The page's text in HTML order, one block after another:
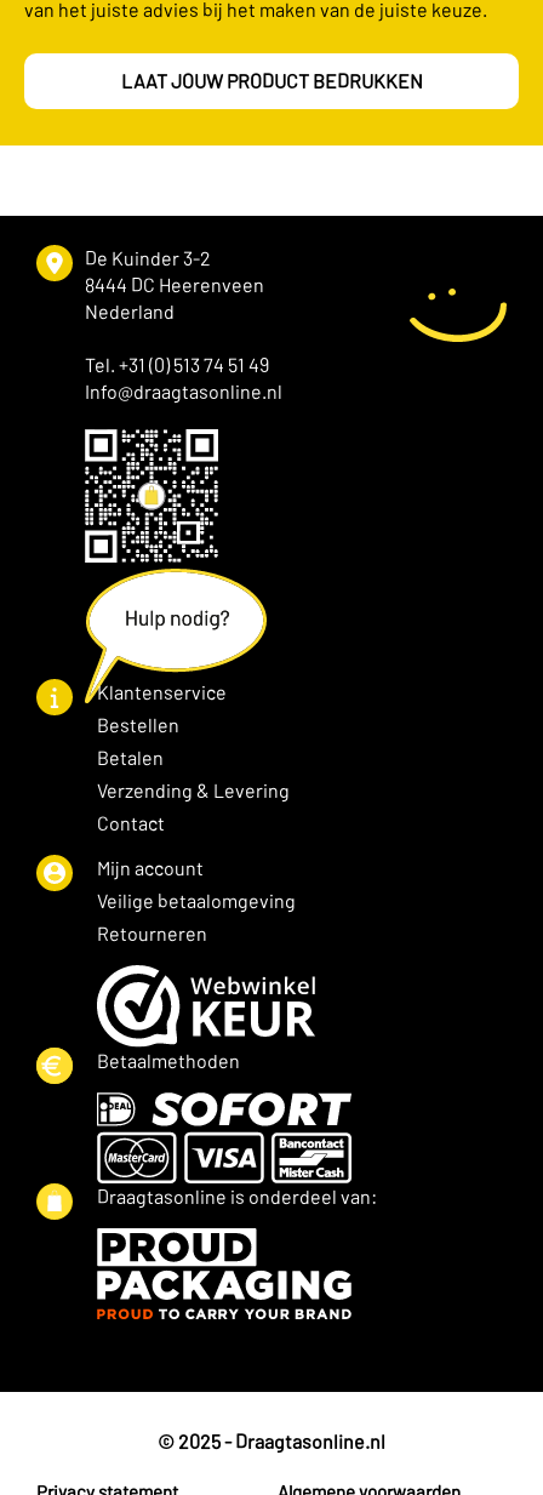
van het juiste advies bij het maken van de juiste keuze.
LAAT JOUW PRODUCT BEDRUKKEN
De Kuinder 3-2
8444 DC Heerenveen
Nederland
Tel. +31 (0) 513 74 51 49
Info@draagtasonline.nl
Klantenservice
Bestellen
Betalen
Verzending & Levering
Contact
Mijn account
Veilige betaalomgeving
Retourneren
Betaalmethoden
Draagtasonline is onderdeel van:
© 2025 - Draagtasonline.nl